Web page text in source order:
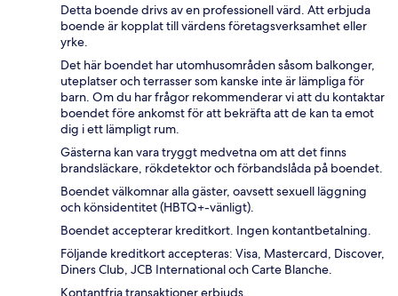
Detta boende drivs av en professionell värd. Att erbjuda
boende är kopplat till värdens företagsverksamhet eller
yrke.
Det här boendet har utomhusområden såsom balkonger,
uteplatser och terrasser som kanske inte är lämpliga för
barn. Om du har frågor rekommenderar vi att du kontaktar
boendet före ankomst för att bekräfta att de kan ta emot
dig i ett lämpligt rum.
Gästerna kan vara tryggt medvetna om att det finns
brandsläckare, rökdetektor och förbandslåda på boendet.
Boendet välkomnar alla gäster, oavsett sexuell läggning
och könsidentitet (HBTQ+-vänligt).
Boendet accepterar kreditkort. Ingen kontantbetalning.
Följande kreditkort accepteras: Visa, Mastercard, Discover,
Diners Club, JCB International och Carte Blanche.
Kontantfria transaktioner erbjuds.